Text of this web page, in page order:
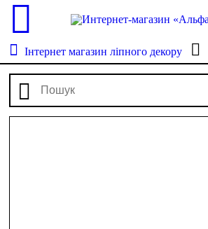
Інтернет магазин ліпного декору